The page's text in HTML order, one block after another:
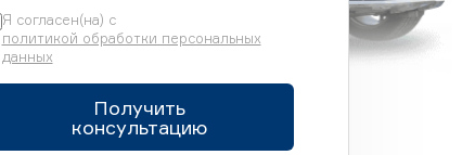
Я согласен(на) с
политикой обработки персональных
данных
Получить
консультацию